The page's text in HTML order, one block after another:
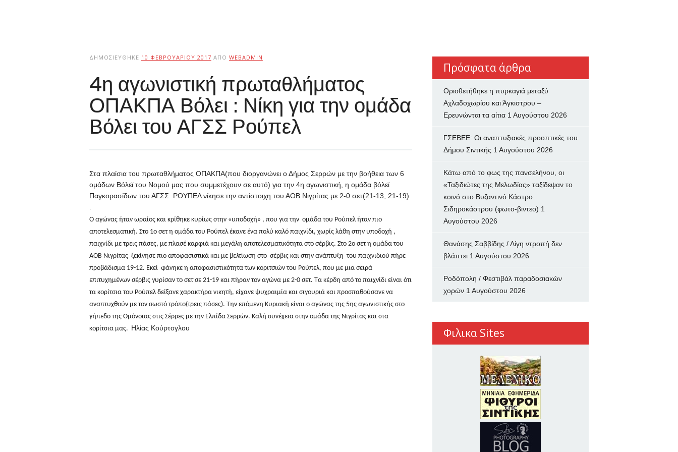
ΔΗΜΟΣΙΕΎΘΗΚΕ 10 ΦΕΒΡΟΥΑΡΊΟΥ 2017 ΑΠΌ WEBADMIN
4η αγωνιστική πρωταθλήματος
ΟΠΑΚΠΑ Βόλει : Νίκη για την ομάδα
Βόλει του ΑΓΣΣ Ρούπελ
Στα πλαίσια του πρωταθλήματος ΟΠΑΚΠΑ(που διοργανώνει ο Δήμος Σερρών με την βοήθεια των 6
ομάδων Βόλεϊ του Νομού μας που συμμετέχουν σε αυτό) για την 4η αγωνιστική, η ομάδα βόλεϊ
Παγκορασίδων του ΑΓΣΣ ΡΟΥΠΕΛ νίκησε την αντίστοιχη του ΑΟΒ Νιγρίτας με 2-0 σετ(21-13, 21-19)
Ο αγώνας ήταν ωραίος και κρίθηκε κυρίως στην «υποδοχή» , που για την ομάδα του Ρούπελ ήταν πιο
αποτελεσματική. Στο 1ο σετ η ομάδα του Ρούπελ έκανε ένα πολύ καλό παιχνίδι, χωρίς λάθη στην υποδοχή ,
παιχνίδι με τρεις πάσες, με πλασέ καρφιά και μεγάλη αποτελεσματικότητα στο σέρβις. Στο 2ο σετ η ομάδα του
ΑΟΒ Νιγρίτας ξεκίνησε πιο αποφασιστικά και με βελτίωση στο σέρβις και στην ανάπτυξη του παιχνιδιού πήρε
προβάδισμα 19-12. Εκεί φάνηκε η αποφασιστικότητα των κοριτσιών του Ρούπελ, που με μια σειρά
επιτυχημένων σέρβις γυρίσαν το σετ σε 21-19 και πήραν τον αγώνα με 2-0 σετ. Τα κέρδη από το παιχνίδι είναι ότι
τα κορίτσια του Ρούπελ δείξανε χαρακτήρα νικητή, είχανε ψυχραιμία και σιγουριά και προσπαθούσανε να
αναπτυχθούν με τον σωστό τρόπο(τρεις πάσες). Την επόμενη Κυριακή είναι ο αγώνας της 5ης αγωνιστικής στο
γήπεδο της Ομόνοιας στις Σέρρες με την Ελπίδα Σερρών. Καλή συνέχεια στην ομάδα της Νιγρίτας και στα
κορίτσια μας. Ηλίας Κούρτογλου
Πρόσφατα άρθρα
Οριοθετήθηκε η πυρκαγιά μεταξύ
Αχλαδοχωρίου και Άγκιστρου –
Ερευνώνται τα αίτια 1 Αυγούστου 2026
ΓΣΕΒΕΕ: Οι αναπτυξιακές προοπτικές του
Δήμου Σιντικής 1 Αυγούστου 2026
Κάτω από το φως της πανσελήνου, οι
«Ταξιδιώτες της Μελωδίας» ταξίδεψαν το
κοινό στο Βυζαντινό Κάστρο
Σιδηροκάστρου (φωτο-βιντεο) 1
Αυγούστου 2026
Θανάσης Σαββίδης / Λίγη ντροπή δεν
βλάπτει 1 Αυγούστου 2026
Ροδόπολη / Φεστιβάλ παραδοσιακών
χορών 1 Αυγούστου 2026
Φιλικα Sites